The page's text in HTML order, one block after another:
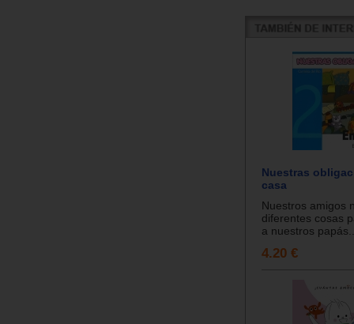
Nuestras
casa
Nuestros amigos
diferentes cosas
a nuestros
4.20 €